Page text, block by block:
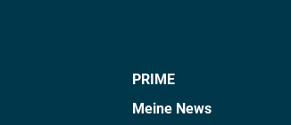
PRIME
Meine News